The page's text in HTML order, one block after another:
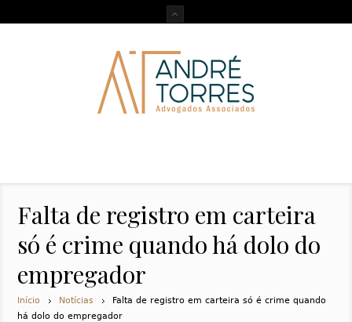
Falta de registro em carteira
só é crime quando há dolo do
empregador
Início Notícias
Falta de registro em carteira só é crime quando
há dolo do empregador